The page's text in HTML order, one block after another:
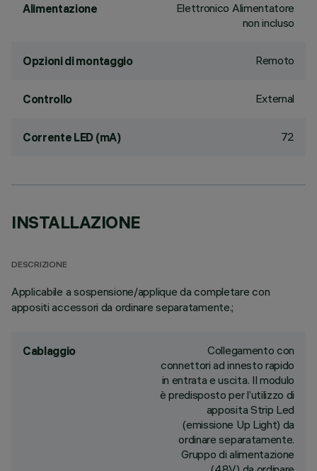
Alimentazione
Elettronico Alimentatore
non incluso
Opzioni di montaggio Remoto
Controllo External
Corrente LED (mA) 72
INSTALLAZIONE
DESCRIZIONE
Applicabile a sospensione/applique da completare con
appositi accessori da ordinare separatamente.;
Cablaggio
Collegamento con
connettori ad innesto rapido
in entrata e uscita. Il modulo
è predisposto per l’utilizzo di
apposita Strip Led
(emissione Up Light) da
ordinare separatamente.
Gruppo di alimentazione